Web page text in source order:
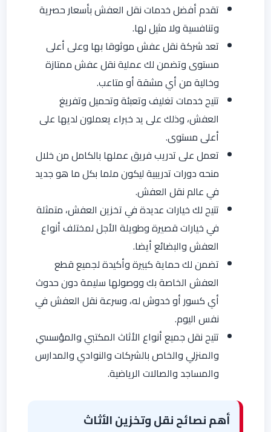
تقدم أفضل خدمات نقل العفش بأسعار حصرية
وتنافسية ولا مثيل لها.
تعد شركة نقل عفش موثوقا بها وعلى أعلى
مستوى وتضمن لك عملية نقل عفش ممتازة
وخالية من أي مشقة أو متاعب.
تتيح خدمات تغليف وتعبئة وتحميل وتفريغ
العفش، وذلك على يد خبراء يعملون لديها على
أعلى مستوى.
تعمل على تدريب فريق عملها بالكامل من خلال
منحه دورات تدريبية ليكون ملما بكل ما هو جديد
في عالم نقل العفش.
تتيح لك خيارات عديدة في تخزين العفش، متمثلة
في خيارات قصيرة وطويلة الأجل لمختلف أنواع
العفش والبضائع أيضا.
تضمن لك حماية كبيرة وأكيدة لجميع قطع
العفش الخاصة بك ووصولها سليمة دون حدوث
أي كسور أو خدوش له، وسرعة نقل العفش في
نفس اليوم.
تتيح نقل جميع أنواع الأثاث المكتبي والمؤسسي
والمنزلي والخاص بالشركات والنوادي والمدارس
والمساجد والصالات الرياضية.
أهم نصائح نقل وتخزين الأثاث